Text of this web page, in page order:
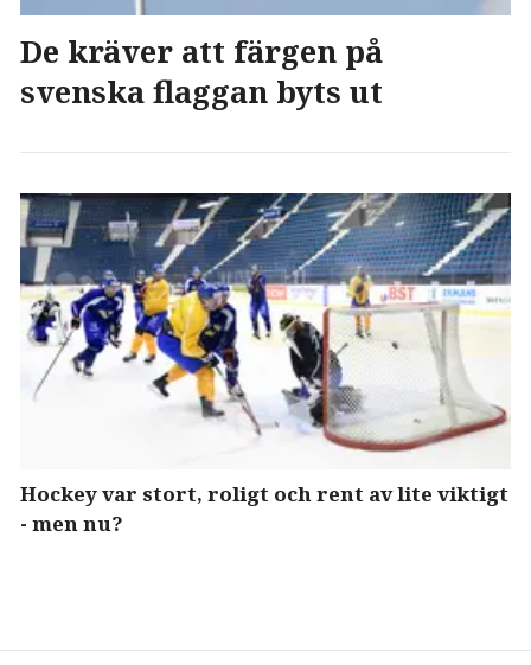
De kräver att färgen på
svenska flaggan byts ut
Hockey var stort, roligt och rent av lite viktigt
- men nu?